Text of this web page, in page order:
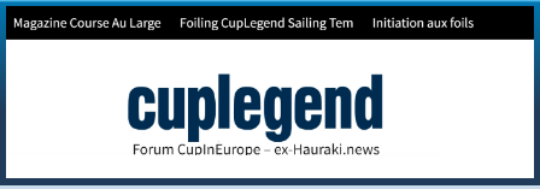
Forum de Cup In Europe